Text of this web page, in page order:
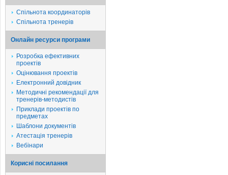
Спільнота координаторів
Спільнота тренерів
Онлайн ресурси програми
Розробка ефективних
проектів
Оцінювання проектів
Електронний довідник
Методичні рекомендації для
тренерів-методистів
Приклади проектів по
предметах
Шаблони документів
Атестація тренерів
Вебінари
Корисні посилання